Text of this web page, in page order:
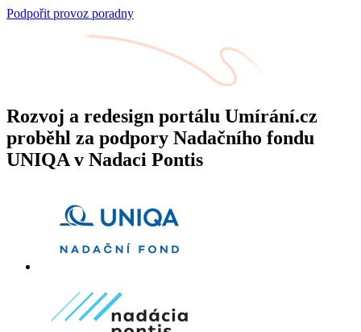
Podpořit provoz poradny
Rozvoj a redesign portálu Umírání.cz
proběhl za podpory Nadačního fondu
UNIQA v Nadaci Pontis